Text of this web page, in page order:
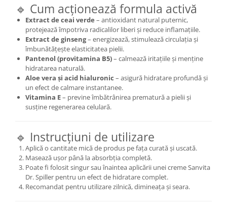
🔹 Cum acționează formula activă
Extract de ceai verde – antioxidant natural puternic,
protejează împotriva radicalilor liberi și reduce inflamațiile.
Extract de ginseng– energizează, stimulează circulația și
îmbunătățește elasticitatea pielii.
Pantenol (provitamina B5)– calmează iritațiile și menține
hidratarea naturală.
Aloe vera și acid hialuronic – asigură hidratare profundă și
un efect de calmare instantanee.
Vitamina E– previne îmbătrânirea prematură a pielii și
susține regenerarea celulară.
🔹 Instrucțiuni de utilizare
Aplică o cantitate mică de produs pe fața curată și uscată.
Masează ușor până la absorbția completă.
Poate fi folosit singur sau înaintea aplicării unei creme Sanvita
Dr. Spiller pentru un efect de hidratare complet.
Recomandat pentru utilizare zilnică, dimineața și seara.